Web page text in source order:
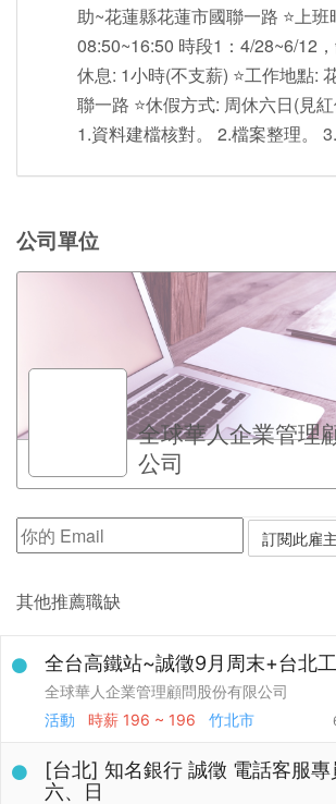
助~花蓮縣花蓮市國聯一路 ⭐上班
08:50~16:50 時段1：4/28~6/12
休息: 1小時(不支薪) ⭐工作地點:
聯一路 ⭐休假方式: 周休六日(見
1.資料建檔核對。 2.檔案整理。
公司單位
全球華人企業管理
公司
其他推薦職缺
全台高鐵站~誠徵9月周末+台北
全球華人企業管理顧問股份有限公司
活動
時薪 196 ~ 196 竹北市
[台北] 知名銀行 誠徵 電話客服
六、日